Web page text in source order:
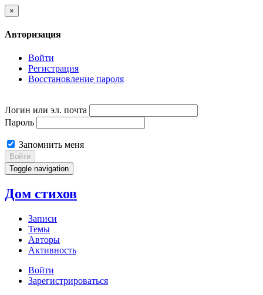
×
Авторизация
Войти
Регистрация
Восстановление пароля
Логин или эл. почта
Пароль
Запомнить меня
Войти
Toggle navigation
Дом стихов
Записи
Темы
Авторы
Активность
Войти
Зарегистрироваться